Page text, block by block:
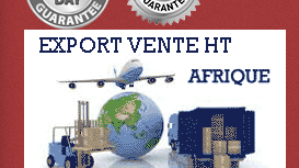
Petit Effets
Projecteur De
Projecteur Extérieur